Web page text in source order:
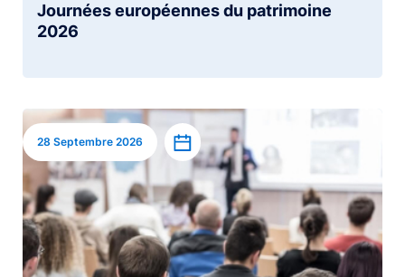
Journées européennes du patrimoine
2026
Image
28 Septembre 2026 Ajouter à l’agenda